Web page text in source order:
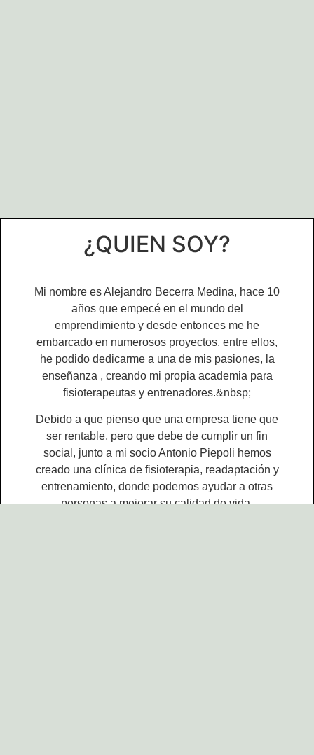
¿QUIEN SOY?
Mi nombre es Alejandro Becerra Medina, hace 10
años que empecé en el mundo del
emprendimiento y desde entonces me he
embarcado en numerosos proyectos, entre ellos,
he podido dedicarme a una de mis pasiones, la
enseñanza , creando mi propia academia para
fisioterapeutas y entrenadores.&nbsp;
Debido a que pienso que una empresa tiene que
ser rentable, pero que debe de cumplir un fin
social, junto a mi socio Antonio Piepoli hemos
creado una clínica de fisioterapia, readaptación y
entrenamiento, donde podemos ayudar a otras
personas a mejorar su calidad de vida.